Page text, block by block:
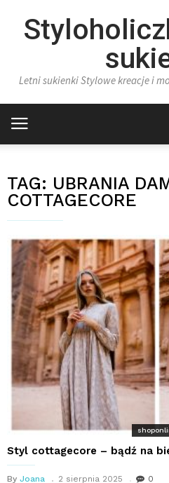
Letni sukienki Stylowe kreacje i
TAG: UBRANIA
COTTAGECORE
Styl cottagecore – bądź na
By Joana 2 sierpnia 2025 0